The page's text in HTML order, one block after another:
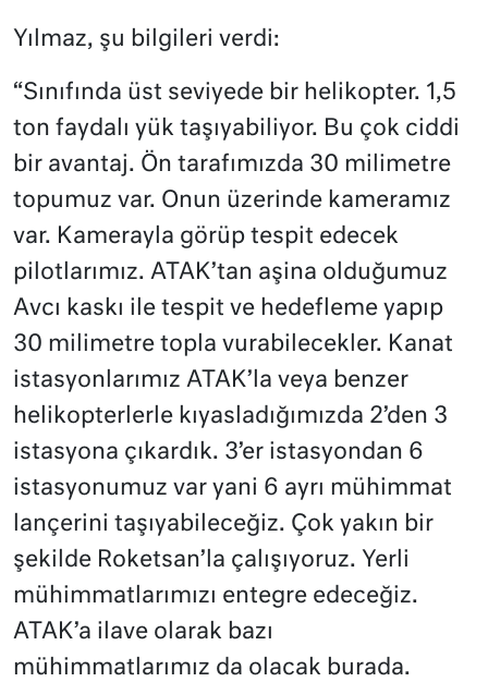
Yılmaz, şu bilgileri verdi:
“Sınıfında üst seviyede bir helikopter. 1,5
ton faydalı yük taşıyabiliyor. Bu çok ciddi
bir avantaj. Ön tarafımızda 30 milimetre
topumuz var. Onun üzerinde kameramız
var. Kamerayla görüp tespit edecek
pilotlarımız. ATAK’tan aşina olduğumuz
Avcı kaskı ile tespit ve hedefleme yapıp
30 milimetre topla vurabilecekler. Kanat
istasyonlarımız ATAK’la veya benzer
helikopterlerle kıyasladığımızda 2’den 3
istasyona çıkardık. 3’er istasyondan 6
istasyonumuz var yani 6 ayrı mühimmat
lançerini taşıyabileceğiz. Çok yakın bir
şekilde Roketsan’la çalışıyoruz. Yerli
mühimmatlarımızı entegre edeceğiz.
ATAK’a ilave olarak bazı
mühimmatlarımız da olacak burada.